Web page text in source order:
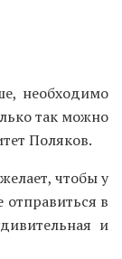
необходимо
так можно
Поляков.
чтобы у
в
и